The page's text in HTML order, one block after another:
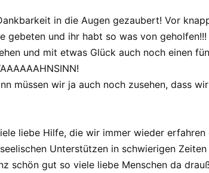
in die Augen gezaubert! Vor
gebeten und ihr habt so was von geholfen!!!
und mit etwas Glück auch noch einen
müssen wir ja auch noch zusehen, dass
liebe Hilfe, die wir immer wieder
Unterstützen in schwierigen
schön gut so viele liebe Menschen da